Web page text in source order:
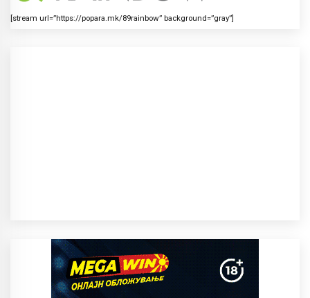
[stream url=”https://popara.mk/89rainbow” background=”gray”]